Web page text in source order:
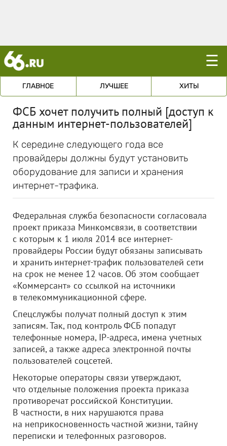
☰
ГЛАВНОЕ ЛУЧШЕЕ ХИТЫ
ФСБ хочет получить полный [доступ к
данным интернет-пользователей]
К середине следующего года все
провайдеры должны будут установить
оборудование для записи и хранения
интернет-трафика.
Федеральная служба безопасности согласовала
проект приказа Минкомсвязи, в соответствии
с которым к 1 июля 2014 все интернет-
провайдеры России будут обязаны записывать
и хранить интернет-трафик пользователей сети
на срок не менее 12 часов. Об этом сообщает
«Коммерсант» со ссылкой на источники
в телекоммуникационной сфере.
Спецслужбы получат полный доступ к этим
записям. Так, под контроль ФСБ попадут
телефонные номера, IP-адреса, имена учетных
записей, а также адреса электронной почты
пользователей соцсетей.
Некоторые операторы связи утверждают,
что отдельные положения проекта приказа
противоречат российской Конституции.
В частности, в них нарушаются права
на неприкосновенность частной жизни, тайну
переписки и телефонных разговоров.